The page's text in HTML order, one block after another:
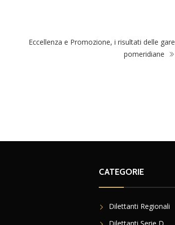
Eccellenza e Promozione, i risultati delle gare
pomeridiane
CATEGORIE
Dilettanti Regionali